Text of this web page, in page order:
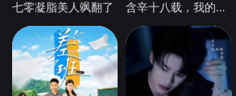
七零凝脂美人飒翻了 含辛十八载，我的婆家全是假的